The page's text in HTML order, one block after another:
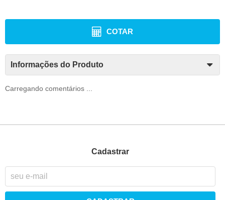
COTAR
Informações do Produto
Carregando comentários ...
Cadastrar